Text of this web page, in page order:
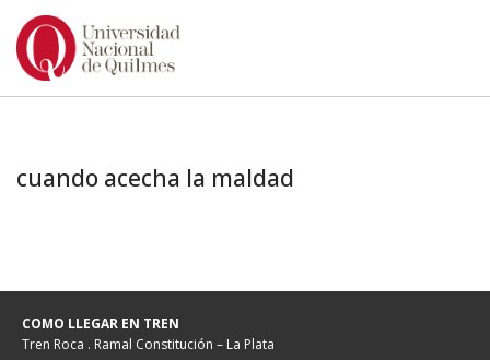
Ir
cuando acecha la maldad
COMO LLEGAR EN TREN
Tren Roca . Ramal Constitución – La Plata